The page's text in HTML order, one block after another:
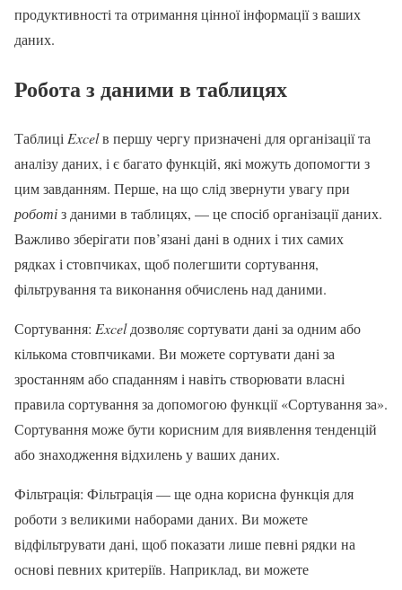
продуктивності та отримання цінної інформації з ваших
даних.
Робота з даними в таблицях
Таблиці Excelв першу чергу призначені для організації та
аналізу даних, і є багато функцій, які можуть допомогти з
цим завданням. Перше, на що слід звернути увагу при
роботіз даними в таблицях, — це спосіб організації даних.
Важливо зберігати пов’язані дані в одних і тих самих
рядках і стовпчиках, щоб полегшити сортування,
фільтрування та виконання обчислень над даними.
Сортування: Excelдозволяє сортувати дані за одним або
кількома стовпчиками. Ви можете сортувати дані за
зростанням або спаданням і навіть створювати власні
правила сортування за допомогою функції «Сортування за».
Сортування може бути корисним для виявлення тенденцій
або знаходження відхилень у ваших даних.
Фільтрація: Фільтрація — ще одна корисна функція для
роботи з великими наборами даних. Ви можете
відфільтрувати дані, щоб показати лише певні рядки на
основі певних критеріїв. Наприклад, ви можете